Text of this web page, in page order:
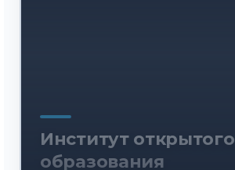
Институт открытого
образования